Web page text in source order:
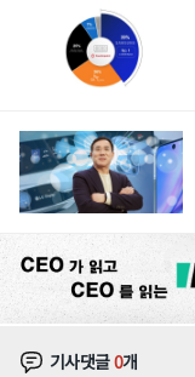
기사댓글0개